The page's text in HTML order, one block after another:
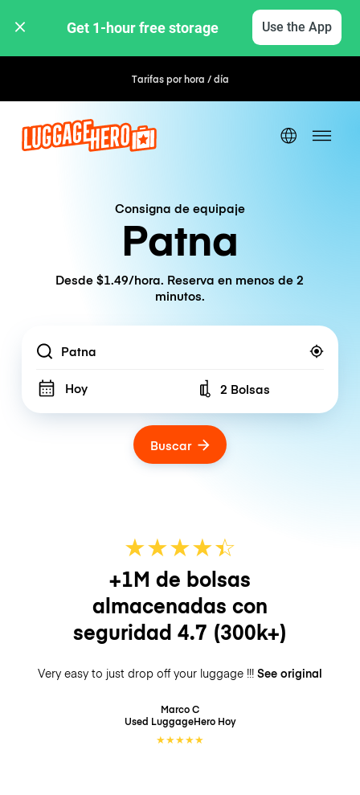
Get 1-hour free storage Use the App
Tarifas por hora / día
Consigna de equipaje
Patna
Desde $1.49/hora. Reserva en menos de 2
minutos.
Location
Hoy Number of bags
2 Bolsas
Buscar
★★★★☆
★
+1M de bolsas
almacenadas con
seguridad 4.7 (300k+)
Very easy to just drop off your luggage !!! See original
Marco C
Used LuggageHero Hoy
★★★★★